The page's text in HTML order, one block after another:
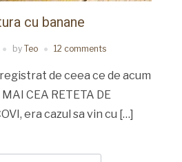
cu banane
by Teo 12 comments
de ceea ce de acum
CEA RETETA DE
era cazul sa vin cu […]